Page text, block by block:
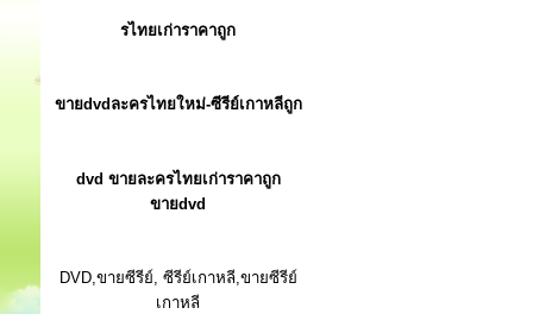
รไทยเก่าราคาถูก
ขายdvdละครไทยใหม่-ซีรีย์เกาหลีถูก
dvd ขายละครไทยเก่าราคาถูก
ขายdvd
DVD,ขายซีรีย์, ซีรีย์เกาหลี,ขายซีรีย์
เกาหลี